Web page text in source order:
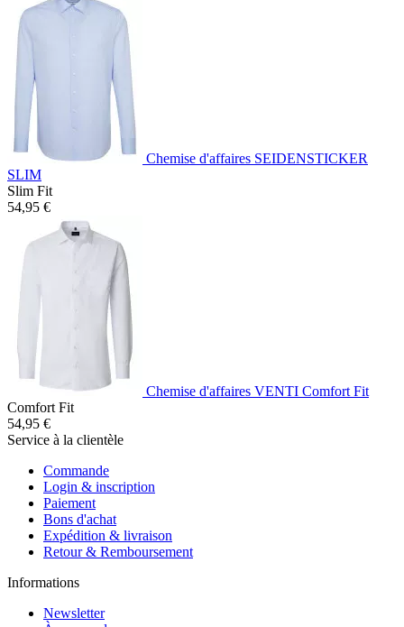
Chemise d'affaires SEIDENSTICKER
SLIM
Slim Fit
54,95 €
Chemise d'affaires VENTI Comfort Fit
Comfort Fit
54,95 €
Service à la clientèle
Commande
Login & inscription
Paiement
Bons d'achat
Expédition & livraison
Retour & Remboursement
Informations
Newsletter